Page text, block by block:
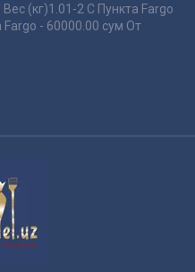
(кг)1.01-2 С Пункта Fargo
- 60000.00 сум От